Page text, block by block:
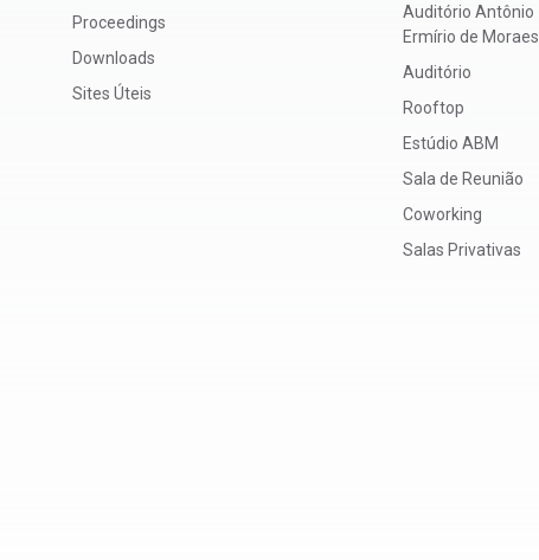
Proceedings
Downloads
Sites Úteis
Auditório Antônio
Ermírio de Moraes
Auditório
Rooftop
Estúdio ABM
Sala de Reunião
Coworking
Salas Privativas